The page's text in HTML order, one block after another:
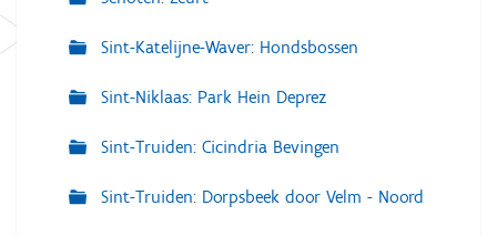
Sint-Katelijne-Waver: Hondsbossen
Sint-Niklaas: Park Hein Deprez
Sint-Truiden: Cicindria Bevingen
Sint-Truiden: Dorpsbeek door Velm - Noord